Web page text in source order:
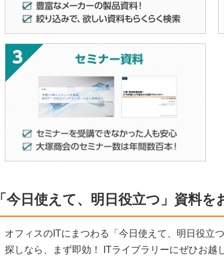
「今日使えて、明日役立つ」資料を
オフィスのITにまつわる「今日使えて、明日役立
探しなら、まず即効！ ITライブラリーにぜひお越